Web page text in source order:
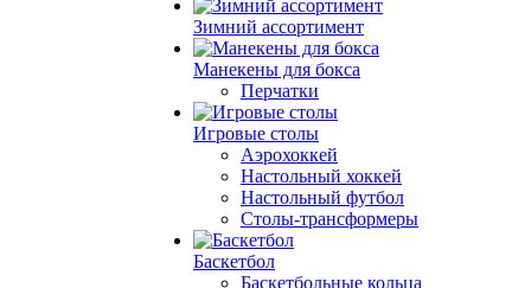
Зимний ассортимент
Манекены для бокса
Перчатки
Игровые столы
Аэрохоккей
Настольный хоккей
Настольный футбол
Столы-трансформеры
Баскетбол
Баскетбольные кольца